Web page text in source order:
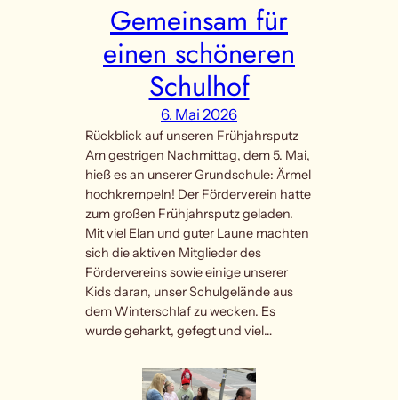
Gemeinsam für
einen schöneren
Schulhof
6. Mai 2026
Rückblick auf unseren Frühjahrsputz
Am gestrigen Nachmittag, dem 5. Mai,
hieß es an unserer Grundschule: Ärmel
hochkrempeln! Der Förderverein hatte
zum großen Frühjahrsputz geladen.
Mit viel Elan und guter Laune machten
sich die aktiven Mitglieder des
Fördervereins sowie einige unserer
Kids daran, unser Schulgelände aus
dem Winterschlaf zu wecken. Es
wurde geharkt, gefegt und viel…